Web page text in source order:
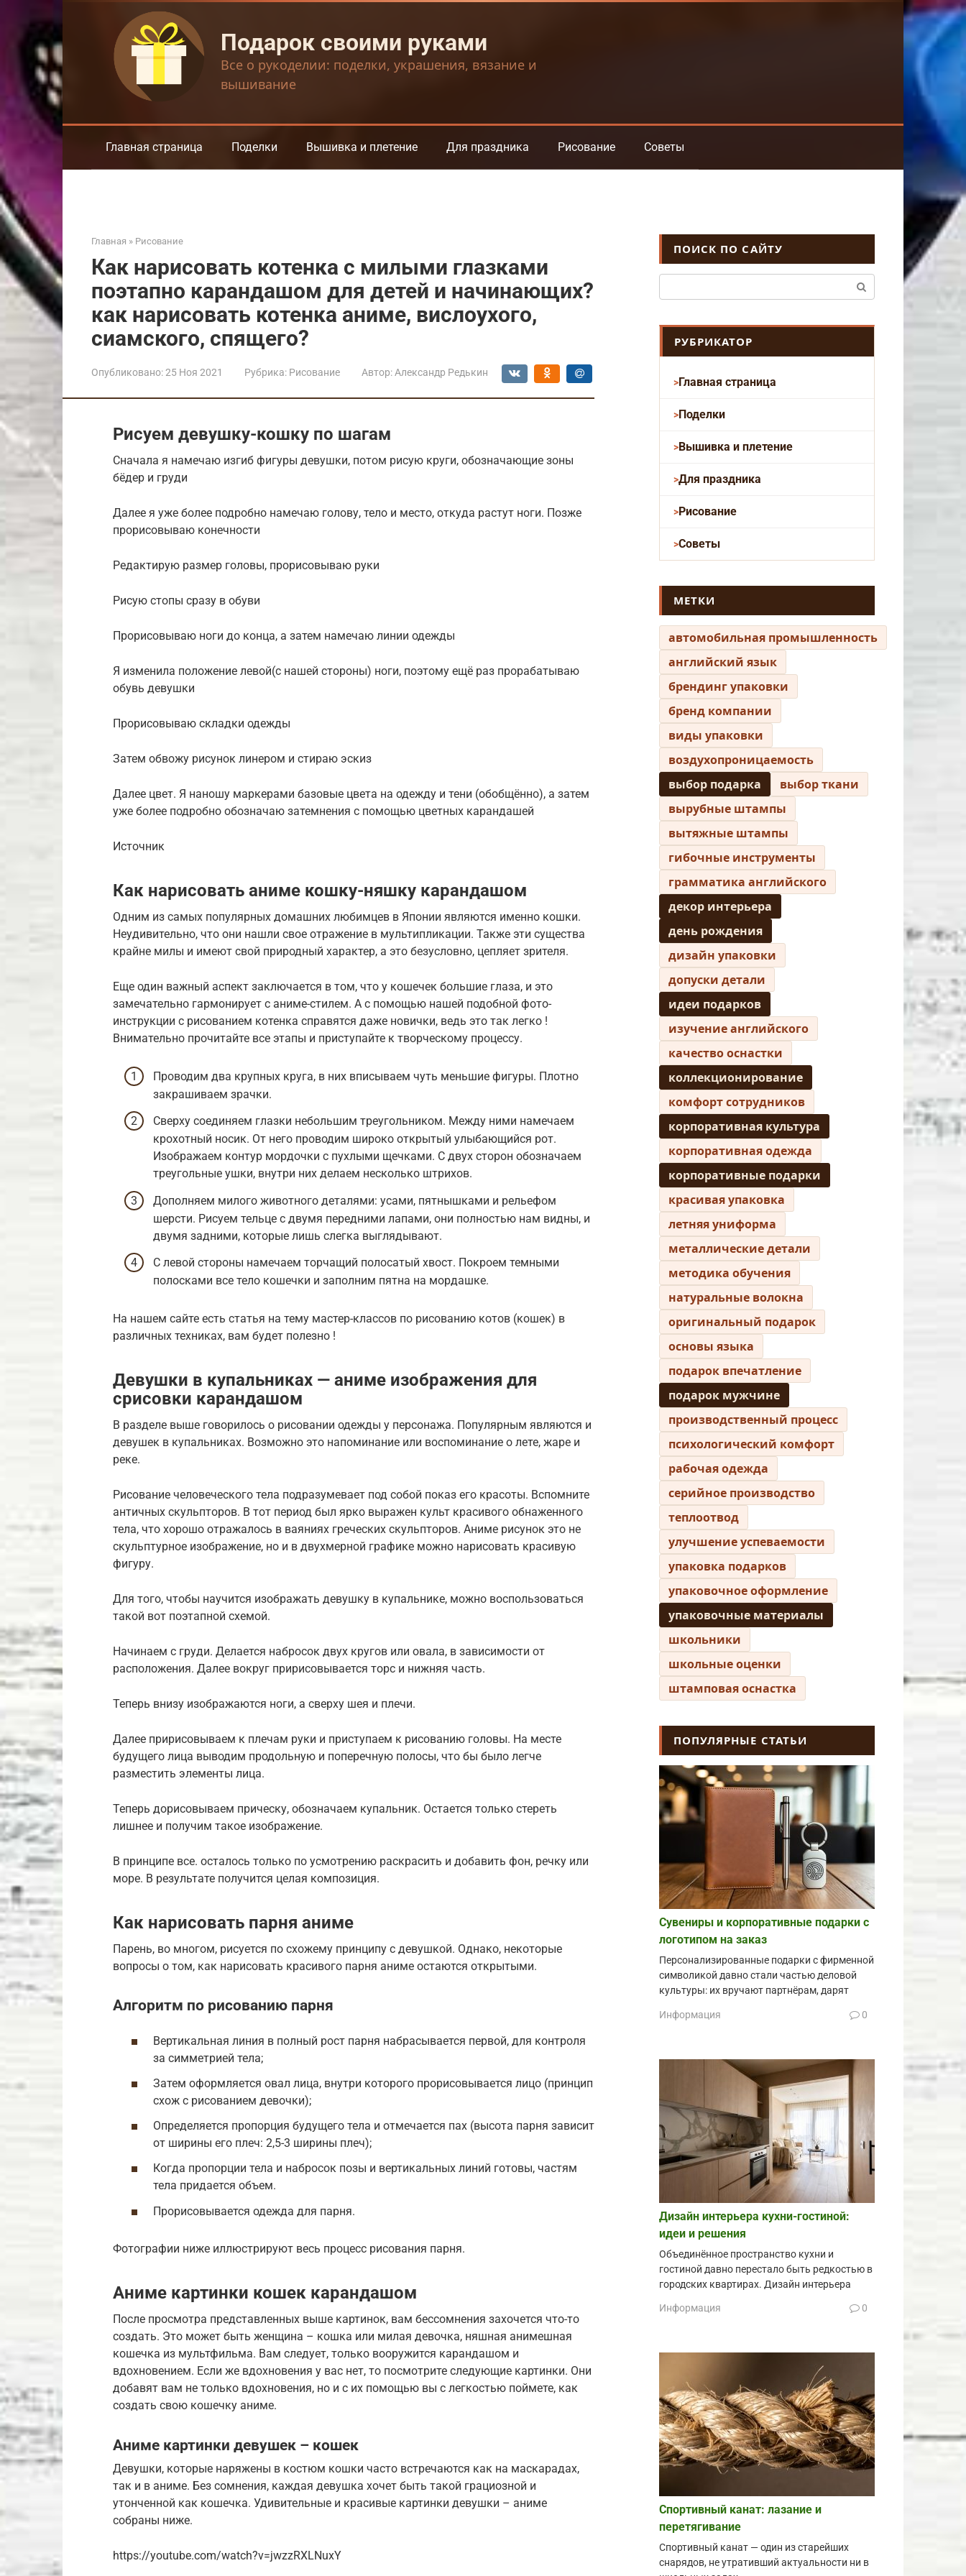
контенту
Подарок своими руками
Все о рукоделии: поделки, украшения, вязание и
вышивание
Главная страница Поделки Вышивка и плетение Для праздника Рисование Советы
Главная » Рисование
Как нарисовать котенка с милыми глазками
поэтапно карандашом для детей и начинающих?
как нарисовать котенка аниме, вислоухого,
сиамского, спящего?
Опубликовано:25 Ноя 2021 Рубрика: Рисование Автор: Александр Редькин
Рисуем девушку-кошку по шагам
Сначала я намечаю изгиб фигуры девушки, потом рисую круги, обозначающие зоны
бёдер и груди
Далее я уже более подробно намечаю голову, тело и место, откуда растут ноги. Позже
прорисовываю конечности
Редактирую размер головы, прорисовываю руки
Рисую стопы сразу в обуви
Прорисовываю ноги до конца, а затем намечаю линии одежды
Я изменила положение левой(с нашей стороны) ноги, поэтому ещё раз прорабатываю
обувь девушки
Прорисовываю складки одежды
Затем обвожу рисунок линером и стираю эскиз
Далее цвет. Я наношу маркерами базовые цвета на одежду и тени (обобщённо), а затем
уже более подробно обозначаю затемнения с помощью цветных карандашей
Источник
Как нарисовать аниме кошку-няшку карандашом
Одним из самых популярных домашних любимцев в Японии являются именно кошки.
Неудивительно, что они нашли свое отражение в мультипликации. Также эти существа
крайне милы и имеют свой природный характер, а это безусловно, цепляет зрителя.
Еще один важный аспект заключается в том, что у кошечек большие глаза, и это
замечательно гармонирует с аниме-стилем. А с помощью нашей подобной фото-
инструкции с рисованием котенка справятся даже новички, ведь это так легко !
Внимательно прочитайте все этапы и приступайте к творческому процессу.
Проводим два крупных круга, в них вписываем чуть меньшие фигуры. Плотно
закрашиваем зрачки.
Сверху соединяем глазки небольшим треугольником. Между ними намечаем
крохотный носик. От него проводим широко открытый улыбающийся рот.
Изображаем контур мордочки с пухлыми щечками. С двух сторон обозначаем
треугольные ушки, внутри них делаем несколько штрихов.
Дополняем милого животного деталями: усами, пятнышками и рельефом
шерсти. Рисуем тельце с двумя передними лапами, они полностью нам видны, и
двумя задними, которые лишь слегка выглядывают.
С левой стороны намечаем торчащий полосатый хвост. Покроем темными
полосками все тело кошечки и заполним пятна на мордашке.
На нашем сайте есть статья на тему мастер-классов по рисованию котов (кошек) в
различных техниках, вам будет полезно !
Девушки в купальниках — аниме изображения для
срисовки карандашом
В разделе выше говорилось о рисовании одежды у персонажа. Популярным являются и
девушек в купальниках. Возможно это напоминание или воспоминание о лете, жаре и
реке.
Рисование человеческого тела подразумевает под собой показ его красоты. Вспомните
античных скульпторов. В тот период был ярко выражен культ красивого обнаженного
тела, что хорошо отражалось в ваяниях греческих скульпторов. Аниме рисунок это не
скульптурное изображение, но и в двухмерной графике можно нарисовать красивую
фигуру.
Для того, чтобы научится изображать девушку в купальнике, можно воспользоваться
такой вот поэтапной схемой.
Начинаем с груди. Делается набросок двух кругов или овала, в зависимости от
расположения. Далее вокруг пририсовывается торс и нижняя часть.
Теперь внизу изображаются ноги, а сверху шея и плечи.
Далее пририсовываем к плечам руки и приступаем к рисованию головы. На месте
будущего лица выводим продольную и поперечную полосы, что бы было легче
разместить элементы лица.
Теперь дорисовываем прическу, обозначаем купальник. Остается только стереть
лишнее и получим такое изображение.
В принципе все. осталось только по усмотрению раскрасить и добавить фон, речку или
море. В результате получится целая композиция.
Как нарисовать парня аниме
Парень, во многом, рисуется по схожему принципу с девушкой. Однако, некоторые
вопросы о том, как нарисовать красивого парня аниме остаются открытыми.
Алгоритм по рисованию парня
Вертикальная линия в полный рост парня набрасывается первой, для контроля
за симметрией тела;
Затем оформляется овал лица, внутри которого прорисовывается лицо (принцип
схож с рисованием девочки);
Определяется пропорция будущего тела и отмечается пах (высота парня зависит
от ширины его плеч: 2,5-3 ширины плеч);
Когда пропорции тела и набросок позы и вертикальных линий готовы, частям
тела придается объем.
Прорисовывается одежда для парня.
Фотографии ниже иллюстрируют весь процесс рисования парня.
Аниме картинки кошек карандашом
После просмотра представленных выше картинок, вам бессомнения захочется что-то
создать. Это может быть женщина – кошка или милая девочка, няшная анимешная
кошечка из мультфильма. Вам следует, только вооружится карандашом и
вдохновением. Если же вдохновения у вас нет, то посмотрите следующие картинки. Они
добавят вам не только вдохновения, но и с их помощью вы с легкостью поймете, как
создать свою кошечку аниме.
Аниме картинки девушек – кошек
Девушки, которые наряжены в костюм кошки часто встречаются как на маскарадах,
так и в аниме. Без сомнения, каждая девушка хочет быть такой грациозной и
утонченной как кошечка. Удивительные и красивые картинки девушки – аниме
собраны ниже.
https://youtube.com/watch?v=jwzzRXLNuxY
ПОИСК ПО САЙТУ
РУБРИКАТОР
Главная страница
Поделки
Вышивка и плетение
Для праздника
Рисование
Советы
МЕТКИ
автомобильная промышленность
английский язык
брендинг упаковки
бренд компании
виды упаковки
воздухопроницаемость
выбор подарка
выбор ткани
вырубные штампы
вытяжные штампы
гибочные инструменты
грамматика английского
декор интерьера
день рождения
дизайн упаковки
допуски детали
идеи подарков
изучение английского
качество оснастки
коллекционирование
комфорт сотрудников
корпоративная культура
корпоративная одежда
корпоративные подарки
красивая упаковка
летняя униформа
металлические детали
методика обучения
натуральные волокна
оригинальный подарок
основы языка
подарок впечатление
подарок мужчине
производственный процесс
психологический комфорт
рабочая одежда
серийное производство
теплоотвод
улучшение успеваемости
упаковка подарков
упаковочное оформление
упаковочные материалы
школьники
школьные оценки
штамповая оснастка
ПОПУЛЯРНЫЕ СТАТЬИ
Сувениры и корпоративные подарки с
логотипом на заказ
Персонализированные подарки с фирменной
символикой давно стали частью деловой
культуры: их вручают партнёрам, дарят
Информация 0
Дизайн интерьера кухни-гостиной:
идеи и решения
Объединённое пространство кухни и
гостиной давно перестало быть редкостью в
городских квартирах. Дизайн интерьера
Информация 0
Спортивный канат: лазание и
перетягивание
Спортивный канат — один из старейших
снарядов, не утративший актуальности ни в